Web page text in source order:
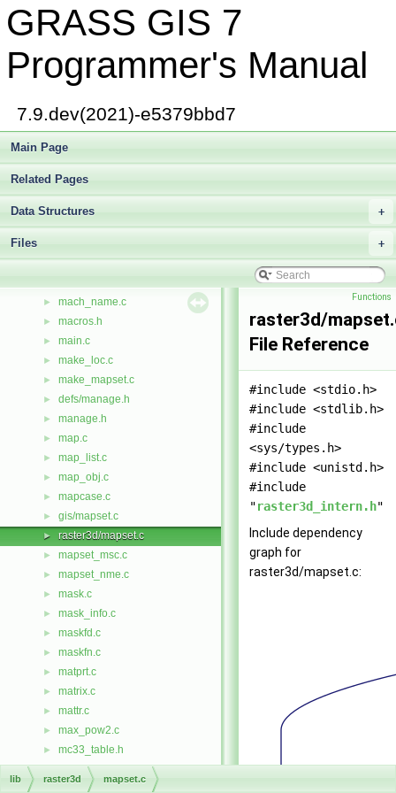
GRASS GIS 7
Programmer's Manual
7.9.dev(2021)-e5379bbd7
Main Page
Related Pages
+
Data Structures
+
Files
► ll_format.c
► ll_scan.c
► local.c
locale.c
location.c
lock.c
► login.c
► long.c
► lrand48.c
► ls.c
► ls_filter.c
► lz4.c
► mach_name.c
► macros.h
► main.c
► make_loc.c
► make_mapset.c
► defs/manage.h
► manage.h
► map.c
► map_list.c
► map_obj.c
► mapcase.c
► gis/mapset.c
► raster3d/mapset.c
► mapset_msc.c
► mapset_nme.c
► mask.c
► mask_info.c
► maskfd.c
► maskfn.c
► matprt.c
► matrix.c
► mattr.c
► max_pow2.c
► mc33_table.h
mcopy.c
mem_stream.h
Functions
raster3d/
File Reference
#include <stdio.h>
#include <stdlib.h>
#include
<sys/types.h>
#include <unistd.h>
#include
"raster3d_intern.h"
Include dependency
graph for
raster3d/mapset.c:
lib raster3d mapset.c